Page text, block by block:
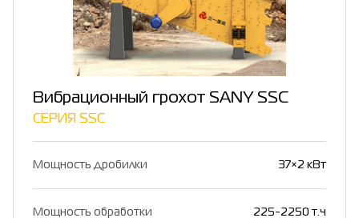
Вибрационный грохот SANY SSC
СЕРИЯ SSC
Мощность дробилки 37×2 кВт
Мощность обработки 225-2250 т.ч